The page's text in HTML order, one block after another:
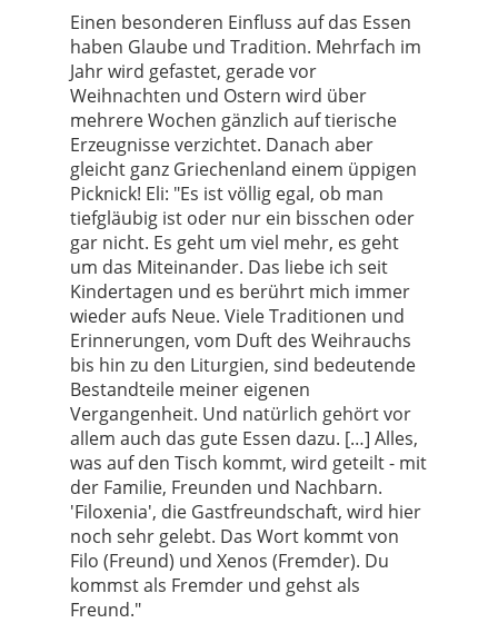
Einen besonderen Einfluss auf das Essen
haben Glaube und Tradition. Mehrfach im
Jahr wird gefastet, gerade vor
Weihnachten und Ostern wird über
mehrere Wochen gänzlich auf tierische
Erzeugnisse verzichtet. Danach aber
gleicht ganz Griechenland einem üppigen
Picknick! Eli: "Es ist völlig egal, ob man
tiefgläubig ist oder nur ein bisschen oder
gar nicht. Es geht um viel mehr, es geht
um das Miteinander. Das liebe ich seit
Kindertagen und es berührt mich immer
wieder aufs Neue. Viele Traditionen und
Erinnerungen, vom Duft des Weihrauchs
bis hin zu den Liturgien, sind bedeutende
Bestandteile meiner eigenen
Vergangenheit. Und natürlich gehört vor
allem auch das gute Essen dazu. […] Alles,
was auf den Tisch kommt, wird geteilt - mit
der Familie, Freunden und Nachbarn.
'Filoxenia', die Gastfreundschaft, wird hier
noch sehr gelebt. Das Wort kommt von
Filo (Freund) und Xenos (Fremder). Du
kommst als Fremder und gehst als
Freund."